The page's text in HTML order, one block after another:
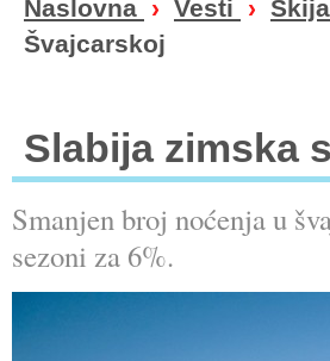
Naslovna › Vesti ›
Švajcarskoj
Slabija zimska
Smanjen broj noćenja u
sezoni za 6%.